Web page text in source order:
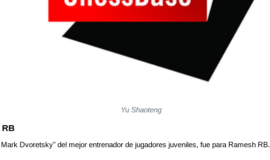
Yu Shaoteng
RB
Dvoretsky" del mejor entrenador de jugadores juveniles, fue para Ramesh RB.